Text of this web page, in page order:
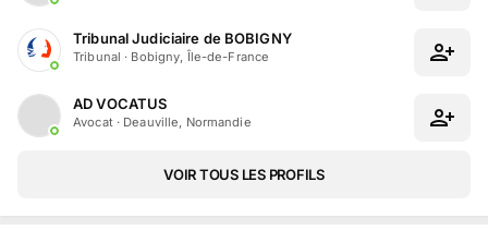
Tribunal Judiciaire de BOBIGNY
Tribunal · Bobigny, Île-de-France
AD VOCATUS
Avocat· Deauville, Normandie
VOIR TOUS LES PROFILS